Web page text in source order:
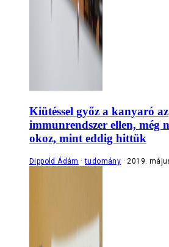
Kiütéssel győz a kanyaró az
immunrendszer ellen, még
okoz, mint eddig hittük
Dippold Ádám tudomány 2019.